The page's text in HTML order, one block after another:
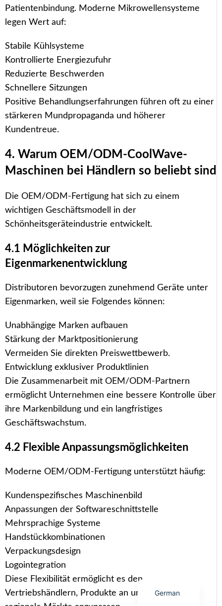
Patientenbindung. Moderne Mikrowellensysteme
legen Wert auf:
Stabile Kühlsysteme
Kontrollierte Energiezufuhr
Reduzierte Beschwerden
Schnellere Sitzungen
Positive Behandlungserfahrungen führen oft zu einer
stärkeren Mundpropaganda und höherer
Kundentreue.
4. Warum OEM/ODM-CoolWave-
Maschinen bei Händlern so beliebt sind
Die OEM/ODM-Fertigung hat sich zu einem
wichtigen Geschäftsmodell in der
Schönheitsgeräteindustrie entwickelt.
4.1 Möglichkeiten zur
Eigenmarkenentwicklung
Distributoren bevorzugen zunehmend Geräte unter
Eigenmarken, weil sie Folgendes können:
Unabhängige Marken aufbauen
Stärkung der Marktpositionierung
Vermeiden Sie direkten Preiswettbewerb.
Entwicklung exklusiver Produktlinien
Die Zusammenarbeit mit OEM/ODM-Partnern
ermöglicht Unternehmen eine bessere Kontrolle über
ihre Markenbildung und ein langfristiges
Geschäftswachstum.
4.2 Flexible Anpassungsmöglichkeiten
Moderne OEM/ODM-Fertigung unterstützt häufig:
Kundenspezifisches Maschinenbild
Anpassungen der Softwareschnittstelle
Mehrsprachige Systeme
Handstückkombinationen
Verpackungsdesign
Logointegration
Diese Flexibilität ermöglicht es den
Vertriebshändlern, Produkte an unterschiedliche
German
Portuguese
Arabic